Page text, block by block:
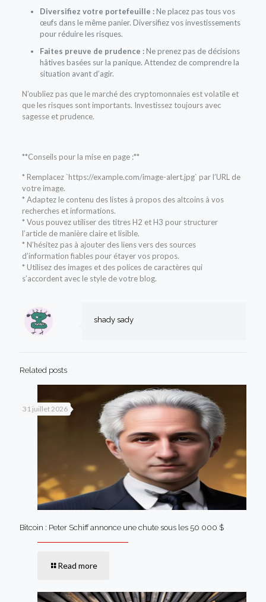
Diversifiez votre portefeuille :Ne placez pas tous vos
œufs dans le même panier. Diversifiez vos investissements
pour réduire les risques.
Faites preuve de prudence :Ne prenez pas de décisions
hâtives basées sur la panique. Attendez de comprendre la
situation avant d’agir.
N’oubliez pas que le marché des cryptomonnaies est volatile et
que les risques sont importants. Investissez toujours avec
sagesse et prudence.
**Conseils pour la mise en page :**
* Remplacez `https://example.com/image-alert.jpg` par l’URL de
votre image.
* Adaptez le contenu des listes à propos des altcoins à vos
recherches et informations.
* Vous pouvez utiliser des titres H2 et H3 pour structurer
l’article de manière claire et lisible.
* N’hésitez pas à ajouter des liens vers des sources
d’information fiables pour étayer vos propos.
* Utilisez des images et des polices de caractères qui
s’accordent avec le style de votre blog.
shady sady
Related posts
31 juillet 2026
Bitcoin : Peter Schiff annonce une chute sous les 50 000 $
Read more